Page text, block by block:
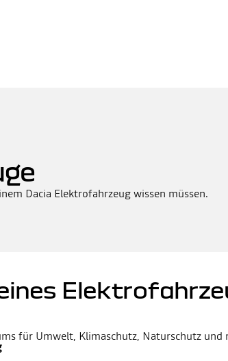
Dacia Elektrofahrzeug wissen müssen.
für Umwelt, Klimaschutz, Naturschutz und